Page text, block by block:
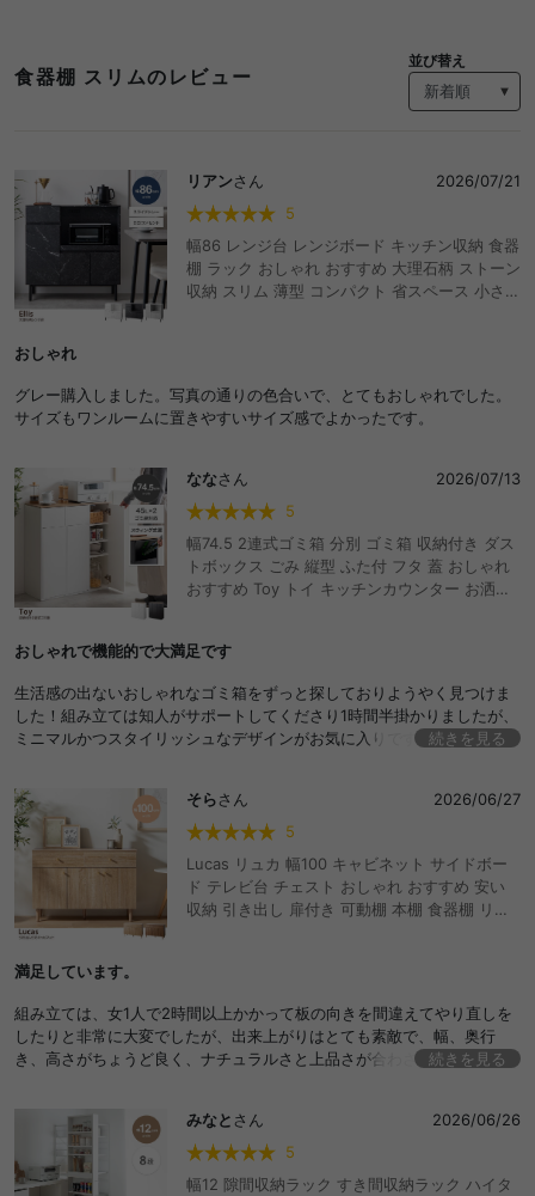
食器棚 スリムのレビュー
並び替え
リアンさん
2026/07/21
5
幅86 レンジ台 レンジボード キッチン収納 食器
棚 ラック おしゃれ おすすめ 大理石柄 ストーン
収納 スリム 薄型 コンパクト 省スペース 小さめ
人暮らし ワンルーム
おしゃれ
グレー購入しました。写真の通りの色合いで、とてもおしゃれでした。
サイズもワンルームに置きやすいサイズ感でよかったです。
ななさん
2026/07/13
5
幅74.5 2連式ゴミ箱 分別 ゴミ箱 収納付き ダス
トボックス ごみ 縦型 ふた付 フタ 蓋 おしゃれ
おすすめ Toy トイ キッチンカウンター お洒落
薄型 スリム コンパクト 大容量 見えない 可動棚
下 レンジラック ボード ペールカウンター 一人
暮らし 洗面所 台所 安い
おしゃれで機能的で大満足です
生活感の出ないおしゃれなゴミ箱をずっと探しておりようやく見つけま
した！組み立ては知人がサポートしてくださり1時間半掛かりましたが、
ミニマルかつスタイリッシュなデザインがお気に入りです。もう少しス
そうと思っています。
続きを見る
そらさん
2026/06/27
5
Lucas リュカ 幅100 キャビネット サイドボー
ド テレビ台 チェスト おしゃれ おすすめ 安い
収納 引き出し 扉付き 可動棚 本棚 食器棚 リビ
満足しています。
組み立ては、女1人で2時間以上かかって板の向きを間違えてやり直しを
したりと非常に大変でしたが、出来上がりはとても素敵で、幅、奥行
き、高さがちょうど良く、ナチュラルさと上品さが合わさっている品で
にご対応していただきました。
続きを見る
みなと さん
2026/06/26
5
幅12 隙間収納ラック すき間収納ラック ハイタ